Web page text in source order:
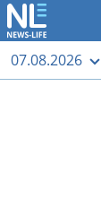
07.08.2026